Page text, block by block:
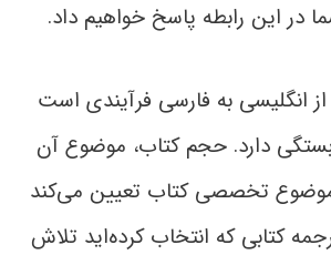
در این رابطه پاسخ خواهیم داد.
انگلیسی به فارسی فرآیندی است
دارد. حجم کتاب، موضوع آن
تخصصی کتاب تعیین می‌کند
کتابی که انتخاب کرده‌اید تلاش